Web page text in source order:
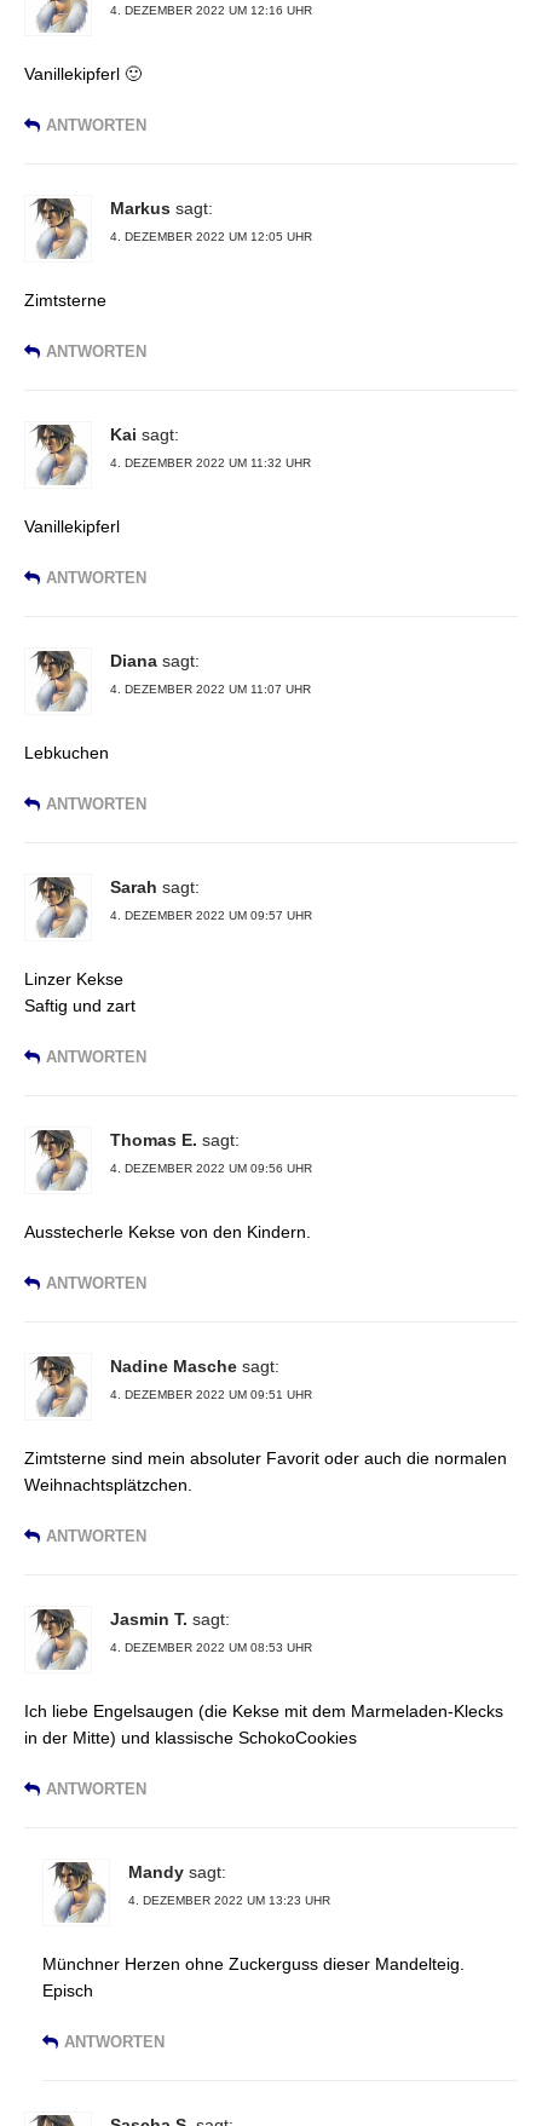
4. DEZEMBER 2022 UM 12:16 UHR
Vanillekipferl 🙂
ANTWORTEN
Markus sagt:
4. DEZEMBER 2022 UM 12:05 UHR
Zimtsterne
ANTWORTEN
Kai sagt:
4. DEZEMBER 2022 UM 11:32 UHR
Vanillekipferl
ANTWORTEN
Diana sagt:
4. DEZEMBER 2022 UM 11:07 UHR
Lebkuchen
ANTWORTEN
Sarah sagt:
4. DEZEMBER 2022 UM 09:57 UHR
Linzer Kekse
Saftig und zart
ANTWORTEN
Thomas E. sagt:
4. DEZEMBER 2022 UM 09:56 UHR
Ausstecherle Kekse von den Kindern.
ANTWORTEN
Nadine Masche sagt:
4. DEZEMBER 2022 UM 09:51 UHR
Zimtsterne sind mein absoluter Favorit oder auch die normalen
Weihnachtsplätzchen.
ANTWORTEN
Jasmin T. sagt:
4. DEZEMBER 2022 UM 08:53 UHR
Ich liebe Engelsaugen (die Kekse mit dem Marmeladen-Klecks
in der Mitte) und klassische SchokoCookies
ANTWORTEN
Mandy sagt:
4. DEZEMBER 2022 UM 13:23 UHR
Münchner Herzen ohne Zuckerguss dieser Mandelteig.
Episch
ANTWORTEN